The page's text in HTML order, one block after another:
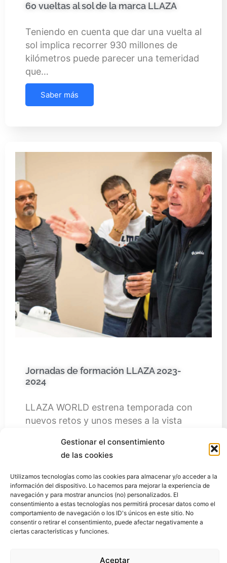
Gestionar el consentimiento
de las cookies
Utilizamos tecnologías como las cookies para almacenar y/o acceder a la
información del dispositivo. Lo hacemos para mejorar la experiencia de
navegación y para mostrar anuncios (no) personalizados. El
consentimiento a estas tecnologías nos permitirá procesar datos como el
comportamiento de navegación o los ID's únicos en este sitio. No
consentir o retirar el consentimiento, puede afectar negativamente a
ciertas características y funciones.
Aceptar
60 vueltas al sol de la marca LLAZA
Teniendo en cuenta que dar una vuelta al
sol implica recorrer 930 millones de
kilómetros puede parecer una temeridad
que…
Saber más
Jornadas de formación LLAZA 2023-
2024
LLAZA WORLD estrena temporada con
nuevos retos y unos meses a la vista
de ellas son…